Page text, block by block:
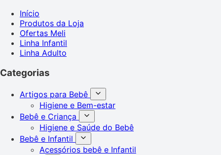
Início
Produtos da Loja
Ofertas Meli
Linha Infantil
Linha Adulto
Categorias
Artigos para Bebê
Higiene e Bem-estar
Bebê e Criança
Higiene e Saúde do Bebê
Bebê e Infantil
Acessórios bebê e Infantil